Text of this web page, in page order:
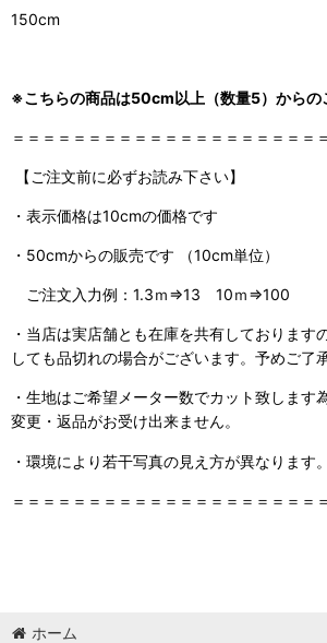
150cm
※こちらの商品は50cm以上（数量5）からの
＝＝＝＝＝＝＝＝＝＝＝＝＝＝＝＝＝＝＝＝
【ご注文前に必ずお読み下さい】
・表示価格は10cmの価格です
・50cmからの販売です （10cm単位）
ご注文入力例：1.3ｍ⇒13 10ｍ⇒100
・当店は実店舗とも在庫を共有しておりますの
しても品切れの場合がございます。予めご了
・生地はご希望メーター数でカット致します
変更・返品がお受け出来ません。
・環境により若干写真の見え方が異なります
＝＝＝＝＝＝＝＝＝＝＝＝＝＝＝＝＝＝＝＝
ホーム